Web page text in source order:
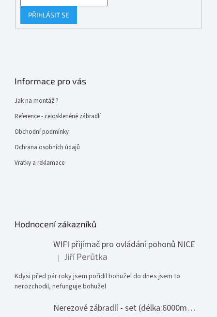
PŘIHLÁSIT SE
Informace pro vás
Jak na montáž ?
Reference - celoskleněné zábradlí
Obchodní podmínky
Ochrana osobních údajů
Vratky a reklamace
Hodnocení zákazníků
WIFI přijímač pro ovládání pohonů NICE
Hodnocení produktu je 1 z 5 hvězdiček.
| Jiří Perůtka
Kdysi před pár roky jsem pořídil bohužel do dnes jsem to
nerozchodil, nefunguje bohužel
Nerezové zábradlí - set (délka:6000mm x výška:1000mm)